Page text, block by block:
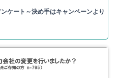
ケート～決め手はキャンペーンより